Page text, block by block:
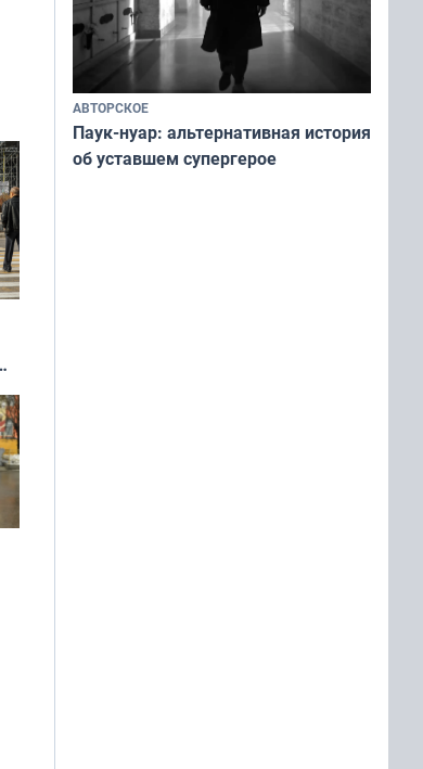
АВТОРСКОЕ
Паук-нуар: альтернативная история
об уставшем супергерое